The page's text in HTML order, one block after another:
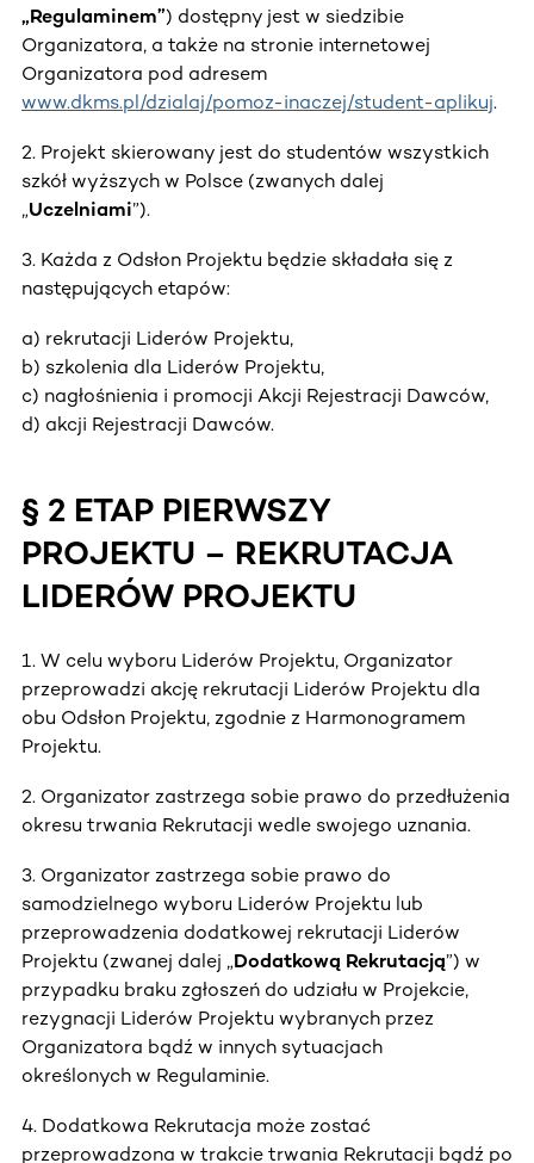
„Regulaminem”) dostępny jest w siedzibie
Organizatora, a także na stronie internetowej
Organizatora pod adresem
www.dkms.pl/dzialaj/pomoz-inaczej/student-aplikuj.
2. Projekt skierowany jest do studentów wszystkich
szkół wyższych w Polsce (zwanych dalej
„Uczelniami”).
3. Każda z Odsłon Projektu będzie składała się z
następujących etapów:
a) rekrutacji Liderów Projektu,
b) szkolenia dla Liderów Projektu,
c) nagłośnienia i promocji Akcji Rejestracji Dawców,
d) akcji Rejestracji Dawców.
§ 2 ETAP PIERWSZY
PROJEKTU – REKRUTACJA
LIDERÓW PROJEKTU
1. W celu wyboru Liderów Projektu, Organizator
przeprowadzi akcję rekrutacji Liderów Projektu dla
obu Odsłon Projektu, zgodnie z Harmonogramem
Projektu.
2. Organizator zastrzega sobie prawo do przedłużenia
okresu trwania Rekrutacji wedle swojego uznania.
3. Organizator zastrzega sobie prawo do
samodzielnego wyboru Liderów Projektu lub
przeprowadzenia dodatkowej rekrutacji Liderów
Projektu (zwanej dalej „Dodatkową Rekrutacją”) w
przypadku braku zgłoszeń do udziału w Projekcie,
rezygnacji Liderów Projektu wybranych przez
Organizatora bądź w innych sytuacjach
określonych w Regulaminie.
4. Dodatkowa Rekrutacja może zostać
przeprowadzona w trakcie trwania Rekrutacji bądź po